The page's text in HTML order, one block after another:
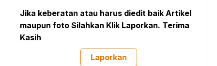
Jika keberatan atau harus diedit baik Artikel
maupun foto Silahkan Klik Laporkan. Terima
Kasih
Laporkan